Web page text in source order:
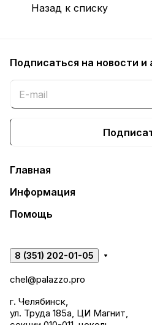
Назад к списку
Подписаться на новости и
Главная
Информация
Помощь
8 (351) 202-01-05
chel@palazzo.pro
г. Челябинск,
ул. Труда 185а, ЦИ Магнит,